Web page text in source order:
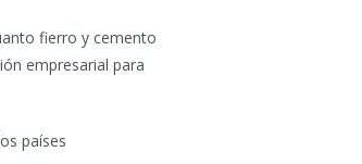
fierro y cemento
empresarial para
países